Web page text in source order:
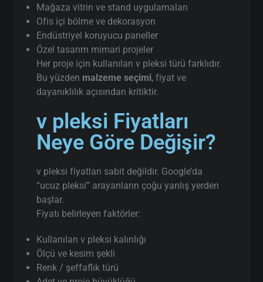
Mağaza vitrin ve stand uygulamaları
Ofis içi bölme ve dekorasyon
Endüstriyel koruyucu paneller
Özel tasarım mimari projeler
Her proje için kullanılan v pleksi türü farklıdır.
Bu yüzden malzeme seçimi, fiyat ve
dayanıklılık açısından kritiktir.
v pleksi Fiyatları
Neye Göre Değişir?
v pleksi fiyatları sabit değildir. Google’da
“ucuz pleksi” arayanların çoğu yanlış yerden
başlar.
Fiyatı belirleyen faktörler:
Kullanılan v pleksi kalınlığı
Ölçü ve kesim şekli
Renk / şeffaflık türü